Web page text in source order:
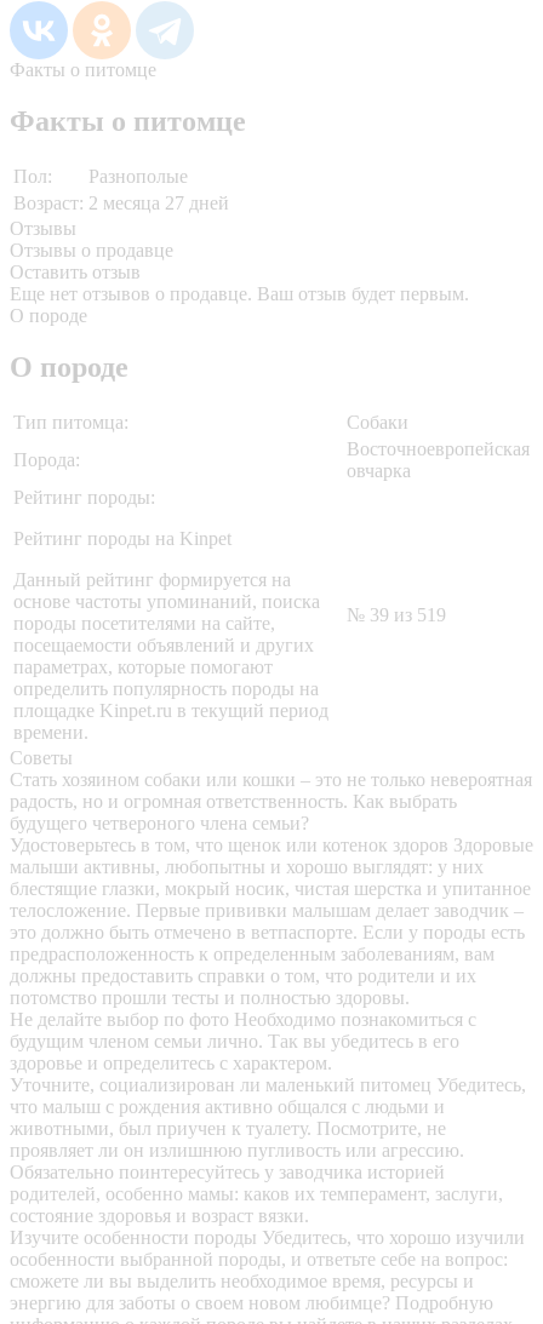
Факты о питомце
Факты о питомце
Пол:
Разнополые
Возраст: 2 месяца 27 дней
Отзывы
Отзывы о продавце
Оставить отзыв
Еще нет отзывов о продавце. Ваш отзыв будет первым.
О породе
О породе
Тип питомца:
Собаки
Порода:
Восточноевропейская
овчарка
Рейтинг породы:
Рейтинг породы на Kinpet
Данный рейтинг формируется на
основе частоты упоминаний, поиска
породы посетителями на сайте,
посещаемости объявлений и других
параметрах, которые помогают
определить популярность породы на
площадке Kinpet.ru в текущий период
времени.
№ 39 из 519
Советы
Стать хозяином собаки или кошки – это не только невероятная
радость, но и огромная ответственность. Как выбрать
будущего четвероного члена семьи?
Удостоверьтесь в том, что щенок или котенок здоров Здоровые
малыши активны, любопытны и хорошо выглядят: у них
блестящие глазки, мокрый носик, чистая шерстка и упитанное
телосложение. Первые прививки малышам делает заводчик –
это должно быть отмечено в ветпаспорте. Если у породы есть
предрасположенность к определенным заболеваниям, вам
должны предоставить справки о том, что родители и их
потомство прошли тесты и полностью здоровы.
Не делайте выбор по фото Необходимо познакомиться с
будущим членом семьи лично. Так вы убедитесь в его
здоровье и определитесь с характером.
Уточните, социализирован ли маленький питомец Убедитесь,
что малыш с рождения активно общался с людьми и
животными, был приучен к туалету. Посмотрите, не
проявляет ли он излишнюю пугливость или агрессию.
Обязательно поинтересуйтесь у заводчика историей
родителей, особенно мамы: каков их темперамент, заслуги,
состояние здоровья и возраст вязки.
Изучите особенности породы Убедитесь, что хорошо изучили
особенности выбранной породы, и ответьте себе на вопрос:
сможете ли вы выделить необходимое время, ресурсы и
энергию для заботы о своем новом любимце? Подробную